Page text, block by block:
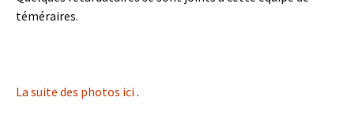
téméraires.
La suite des photos ici.